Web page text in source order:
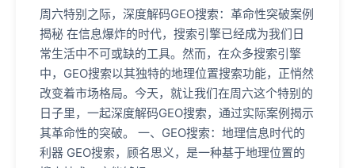
周六特别之际，深度解码GEO搜索：革命性突破案例
揭秘 在信息爆炸的时代，搜索引擎已经成为我们日
常生活中不可或缺的工具。然而，在众多搜索引擎
中，GEO搜索以其独特的地理位置搜索功能，正悄然
改变着市场格局。今天，就让我们在周六这个特别的
日子里，一起深度解码GEO搜索，通过实际案例揭示
其革命性的突破。 一、GEO搜索：地理信息时代的
利器 GEO搜索，顾名思义，是一种基于地理位置的